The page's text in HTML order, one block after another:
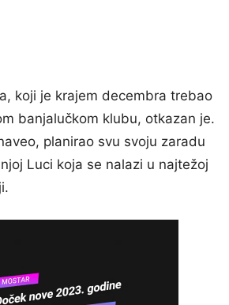
koji je krajem decembra trebao
banjalučkom klubu, otkazan je.
planirao svu svoju zaradu
Luci koja se nalazi u najtežoj